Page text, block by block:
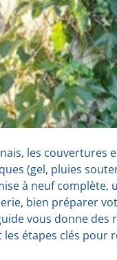
les couvertures
(gel, pluies
à neuf
bien préparer
vous donne des
les étapes clés pour